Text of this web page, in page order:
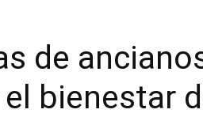
de
bienestar